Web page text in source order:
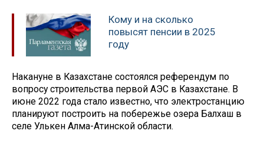
Кому и на сколько
повысят пенсии в 2025
году
Накануне в Казахстане состоялся референдум по
вопросу строительства первой АЭС в Казахстане. В
июне 2022 года стало известно, что электростанцию
планируют построить на побережье озера Балхаш в
селе Улькен Алма-Атинской области.